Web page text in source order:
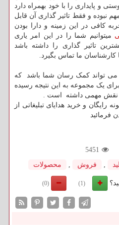
و پایداری را با خود بهمراه دارد
نبوده و فقط تاثیر گذاری آن قابل
کافی در این زمینه و دارا بودن
میتوانیم شما را در این امر یاری
تاثیر گذاری را داشته باشد
ما تماس بگیرد.
می تواند کمک رسان شما باشد که
برای یک مجموعه به این نتیجه رسیده
مهمی داشته است .
رایگان و خرید هدایای تبلیغاتی از
فرمائید
5451
, فروش , محصولات
(1)
(0)